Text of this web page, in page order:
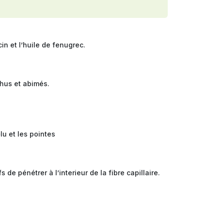
et l’huile de fenugrec.
et abimés.
et les pointes
de pénétrer à l’interieur de la fibre capillaire.